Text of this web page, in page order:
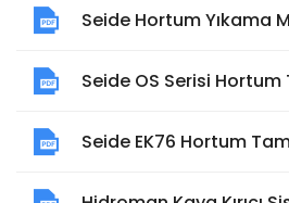
Seide Hortum Yıkama
Seide OS Serisi Hortum
Seide EK76 Hortum